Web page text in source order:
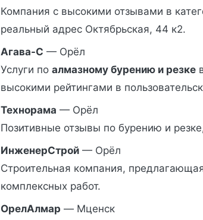
Компания с высокими отзывами в
реальный адрес Октябрьская, 44 к2.
Агава-С — Орёл
Услуги по алмазному бурению и резке
высокими рейтингами в
Технорама — Орёл
Позитивные отзывы по бурению и
ИнженерСтрой — Орёл
Строительная компания,
комплексных работ.
ОрелАлмаp — Мценск